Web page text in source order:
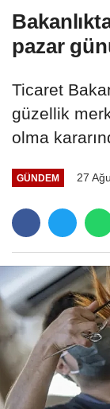
pazar
Ticaret
güzellik
olma
GÜNDEM 27